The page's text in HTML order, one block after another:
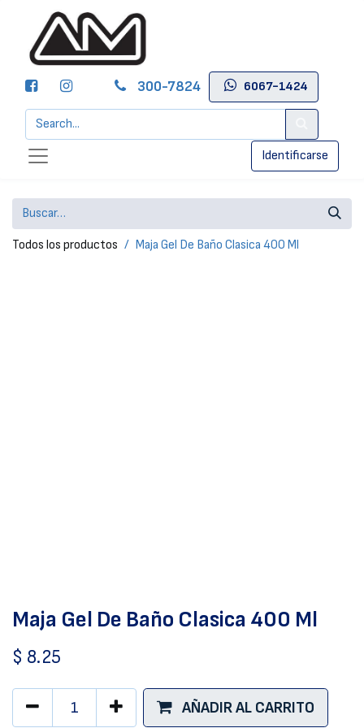
300-7824 6067-1424
Identificarse
Todos los productos Maja Gel De Baño Clasica 400 Ml
Maja Gel De Baño Clasica 400 Ml
$ 8.25
AÑADIR AL CARRITO